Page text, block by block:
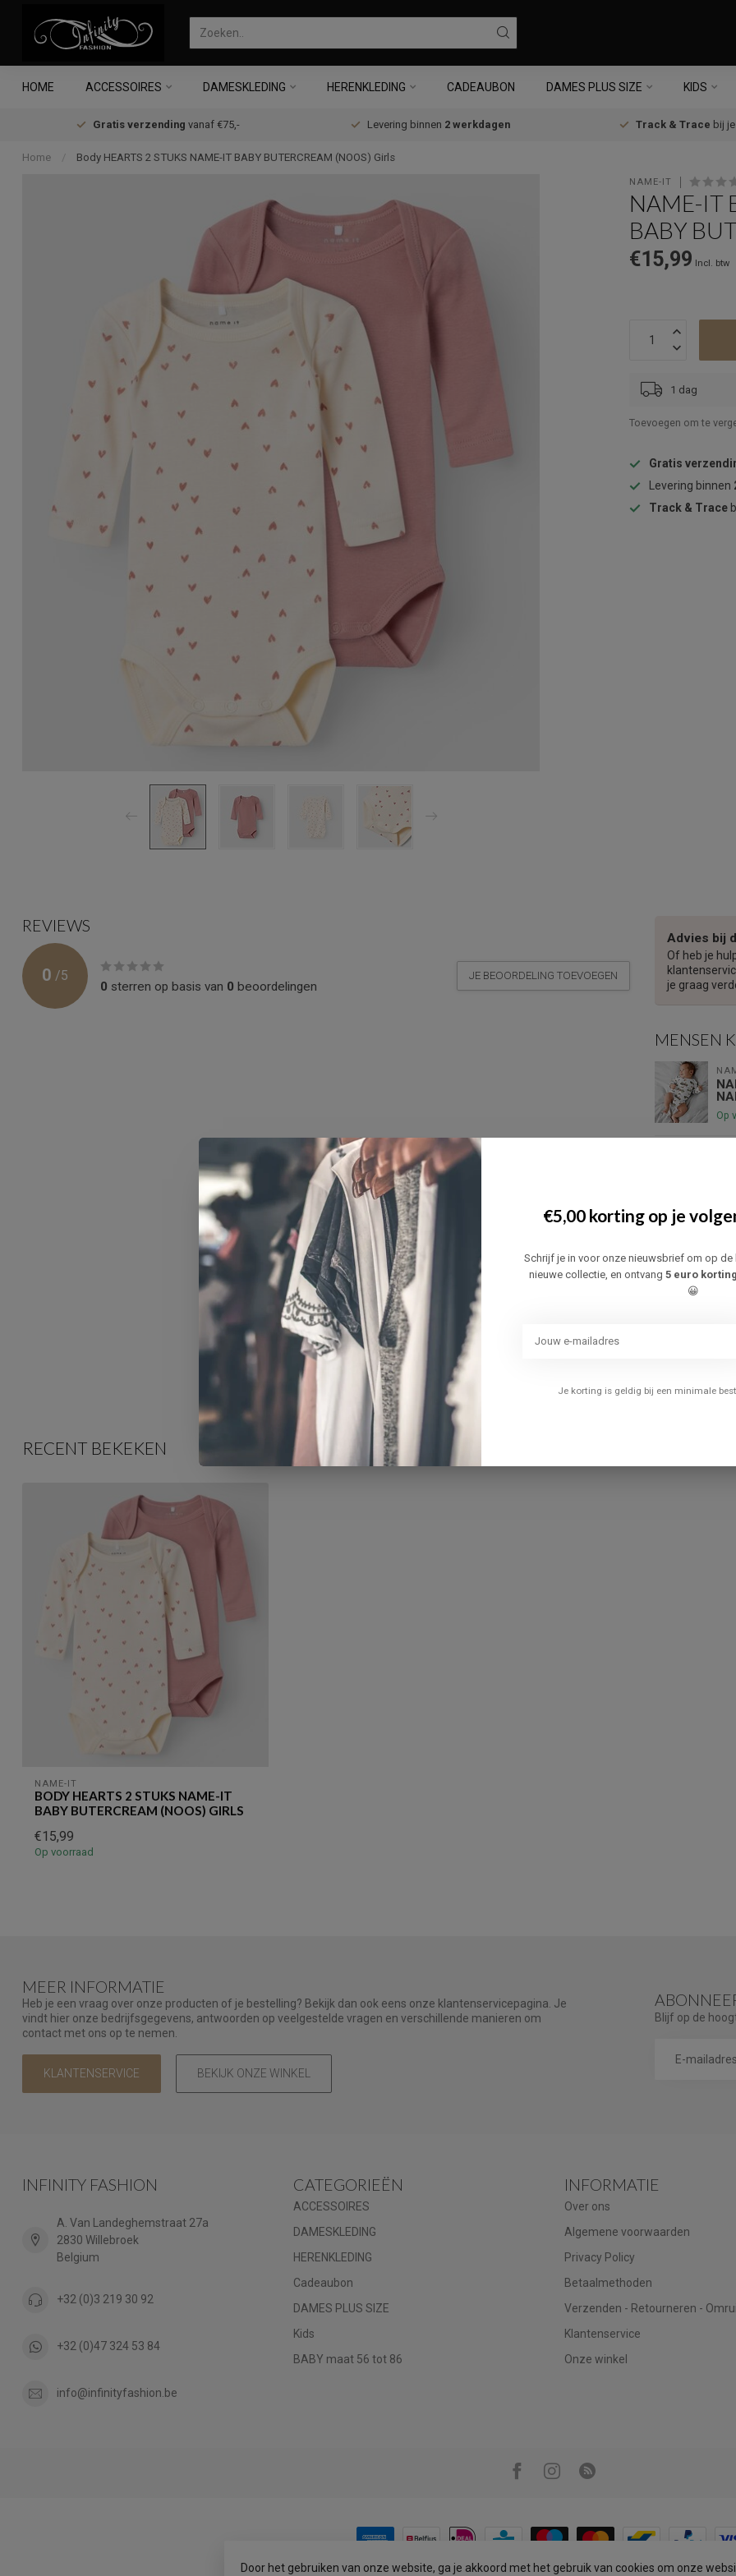
HOME ACCESSOIRES DAMESKLEDING HERENKLEDING CADEAUBON DAMES PLUS SIZE KIDS
Gratis verzending vanaf €75,- Levering binnen 2 werkdagen Track & Trace bij
Home / Body HEARTS 2 STUKS NAME-IT BABY BUTERCREAM (NOOS) Girls
NAME-IT
NAME-IT
BABY
€15,99 Incl. btw
1 dag
Toevoegen om te
Gratis
Levering binnen
Track & Trace
REVIEWS
0 /5
0 sterren op basis van 0 beoordelingen
JE BEOORDELING TOEVOEGEN
Advies bij
Of heb je
je graag
MENSEN
Op
RECENT BEKEKEN
NAME-IT
BODY HEARTS 2 STUKS NAME-IT
BABY BUTERCREAM (NOOS) GIRLS
€15,99
Op voorraad
MEER INFORMATIE
Heb je een vraag over onze producten of je bestelling? Bekijk dan ook eens onze klantenservicepagina. Je
vindt hier onze bedrijfsgegevens, antwoorden op veelgestelde vragen en verschillende manieren om
contact met ons op te nemen.
KLANTENSERVICE BEKIJK ONZE WINKEL
Blijf op de
INFINITY FASHION
A. Van Landeghemstraat 27a
2830 Willebroek
Belgium
+32 (0)3 219 30 92
+32 (0)47 324 53 84
info@infinityfashion.be
CATEGORIEËN
ACCESSOIRES
DAMESKLEDING
HERENKLEDING
Cadeaubon
DAMES PLUS SIZE
Kids
BABY maat 56 tot 86
INFORMATIE
Over ons
Algemene voorwaarden
Privacy Policy
Betaalmethoden
Verzenden - Retourneren -
Klantenservice
Onze winkel
© Copyright 2026 Infinity Fashion
Door het gebruiken van onze website, ga je akkoord met het gebruik van cookies om onze
€5,00 korting op je
Schrijf je in voor onze nieuwsbrief om op
nieuwe collectie, en ontvang 5 euro korting
😀
Je korting is geldig bij een minimale